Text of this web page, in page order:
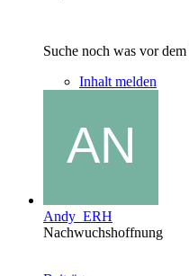
Suche noch was vor
Inhalt melden
Andy_ERH
Nachwuchshoffnung